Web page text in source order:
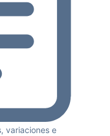
variaciones e